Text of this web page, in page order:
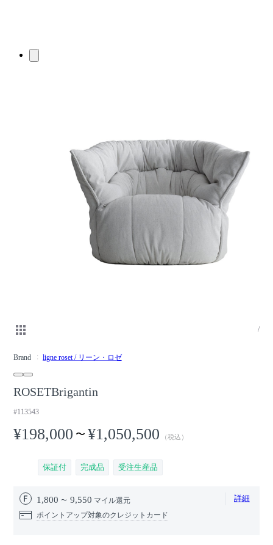
/
Brand ligne roset / リーン・ロゼ
ROSETBrigantin
#113543
¥198,000 〜 ¥1,050,500 （税込）
保証付 完成品 受注生産品
1,800 9,550 マイル還元 詳細
ポイントアップ対象のクレジットカード